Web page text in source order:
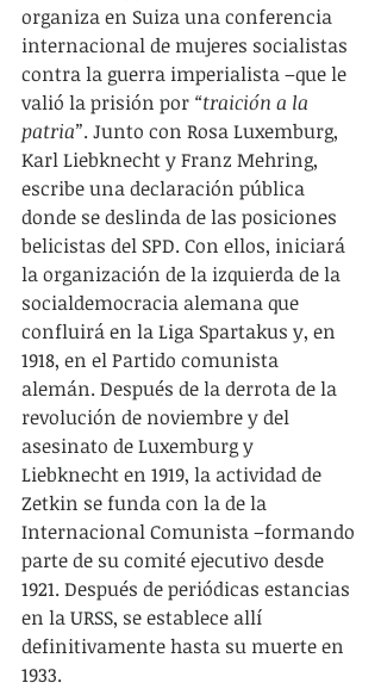
organiza en Suiza una conferencia
internacional de mujeres socialistas
contra la guerra imperialista –que le
valió la prisión por “traición a la
patria”. Junto con Rosa Luxemburg,
Karl Liebknecht y Franz Mehring,
escribe una declaración pública
donde se deslinda de las posiciones
belicistas del SPD. Con ellos, iniciará
la organización de la izquierda de la
socialdemocracia alemana que
confluirá en la Liga Spartakus y, en
1918, en el Partido comunista
alemán. Después de la derrota de la
revolución de noviembre y del
asesinato de Luxemburg y
Liebknecht en 1919, la actividad de
Zetkin se funda con la de la
Internacional Comunista –formando
parte de su comité ejecutivo desde
1921. Después de periódicas estancias
en la URSS, se establece allí
definitivamente hasta su muerte en
1933.